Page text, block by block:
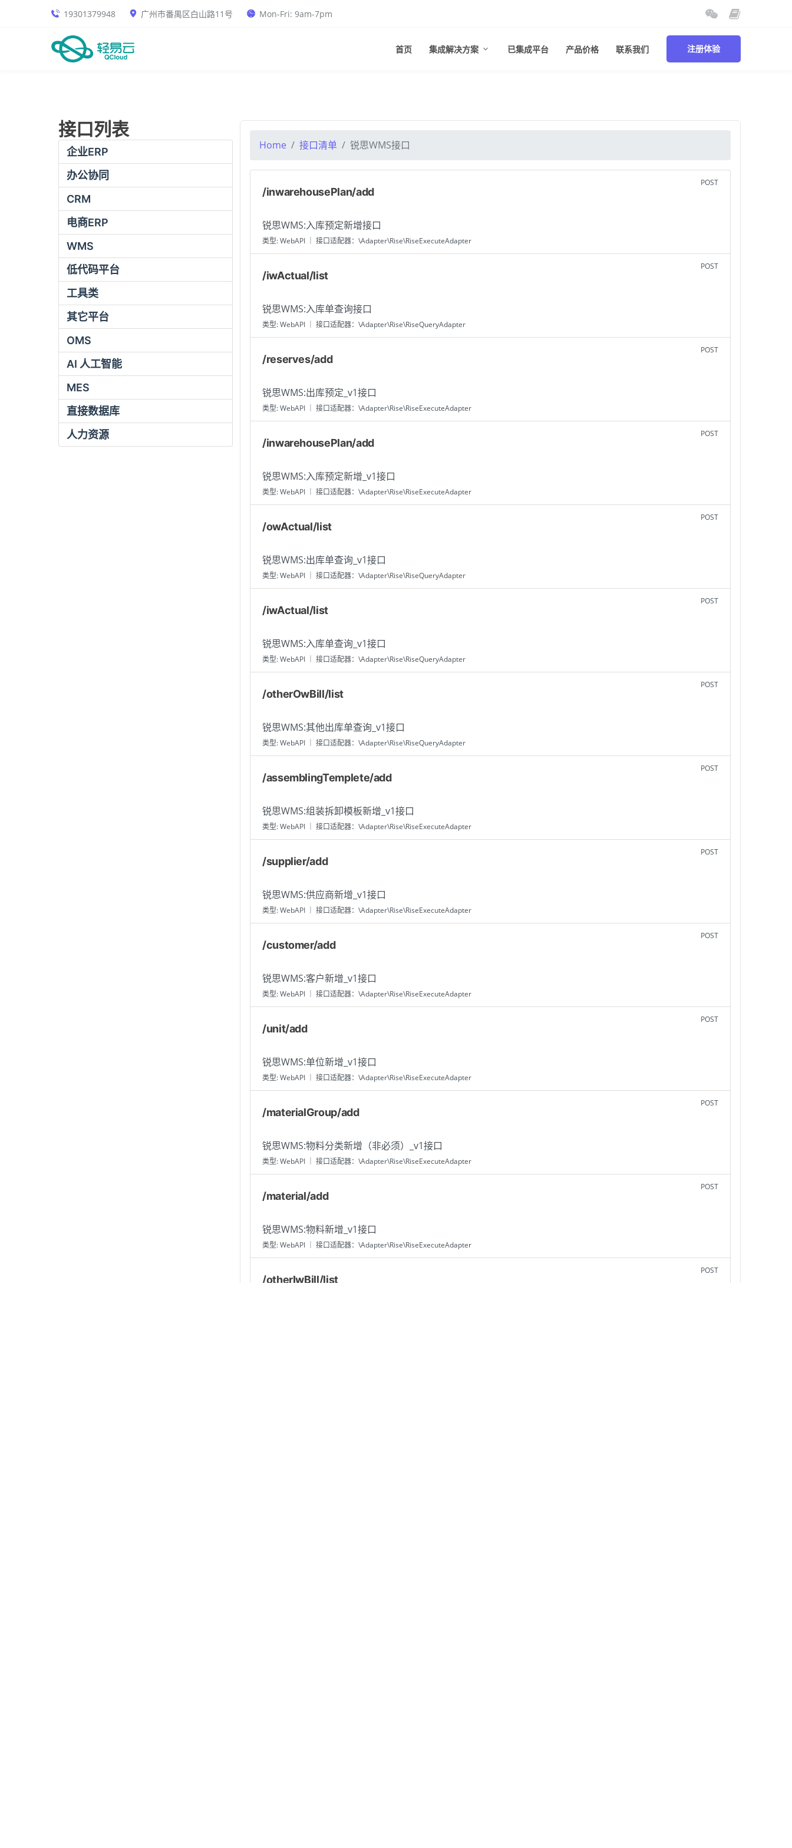
19301379948 广州市番禺区白山路11号 Mon-Fri: 9am-7pm
首页 集成解决方案 已集成平台 产品价格 联系我们 注册体验
接口列表
企业ERP
办公协同
CRM
电商ERP
WMS
低代码平台
工具类
其它平台
OMS
AI 人工智能
MES
直接数据库
人力资源
Home 接口清单 锐思WMS接口
/inwarehousePlan/add
POST
锐思WMS:入库预定新增接口
类型: WebAPI ｜ 接口适配器：\Adapter\Rise\RiseExecuteAdapter
/iwActual/list
POST
锐思WMS:入库单查询接口
类型: WebAPI ｜ 接口适配器：\Adapter\Rise\RiseQueryAdapter
/reserves/add
POST
锐思WMS:出库预定_v1接口
类型: WebAPI ｜ 接口适配器：\Adapter\Rise\RiseExecuteAdapter
/inwarehousePlan/add
POST
锐思WMS:入库预定新增_v1接口
类型: WebAPI ｜ 接口适配器：\Adapter\Rise\RiseExecuteAdapter
/owActual/list
POST
锐思WMS:出库单查询_v1接口
类型: WebAPI ｜ 接口适配器：\Adapter\Rise\RiseQueryAdapter
/iwActual/list
POST
锐思WMS:入库单查询_v1接口
类型: WebAPI ｜ 接口适配器：\Adapter\Rise\RiseQueryAdapter
/otherOwBill/list
POST
锐思WMS:其他出库单查询_v1接口
类型: WebAPI ｜ 接口适配器：\Adapter\Rise\RiseQueryAdapter
/assemblingTemplete/add
POST
锐思WMS:组装拆卸模板新增_v1接口
类型: WebAPI ｜ 接口适配器：\Adapter\Rise\RiseExecuteAdapter
/supplier/add
POST
锐思WMS:供应商新增_v1接口
类型: WebAPI ｜ 接口适配器：\Adapter\Rise\RiseExecuteAdapter
/customer/add
POST
锐思WMS:客户新增_v1接口
类型: WebAPI ｜ 接口适配器：\Adapter\Rise\RiseExecuteAdapter
/unit/add
POST
锐思WMS:单位新增_v1接口
类型: WebAPI ｜ 接口适配器：\Adapter\Rise\RiseExecuteAdapter
/materialGroup/add
POST
锐思WMS:物料分类新增（非必须）_v1接口
类型: WebAPI ｜ 接口适配器：\Adapter\Rise\RiseExecuteAdapter
/material/add
POST
锐思WMS:物料新增_v1接口
类型: WebAPI ｜ 接口适配器：\Adapter\Rise\RiseExecuteAdapter
/otherIwBill/list
POST